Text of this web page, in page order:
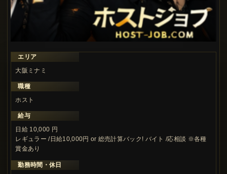
エリア
大阪ミナミ
職種
ホスト
給与
日給 10,000 円
レギュラー /日給10,000円 or 総売計算バック! バイト /応相談 ※各種
賞金あり
勤務時間・休日